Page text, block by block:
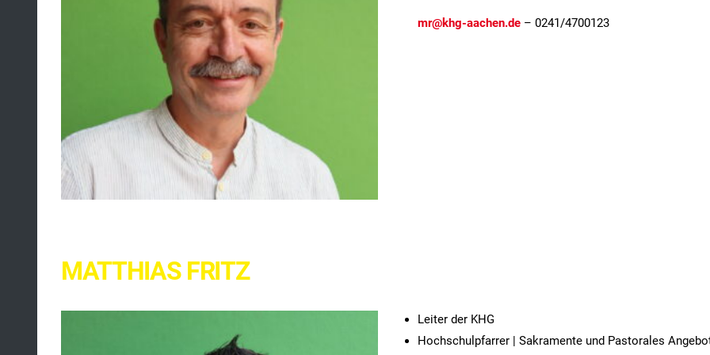
mr@khg-aachen.de – 0241/4700123
MATTHIAS FRITZ
Leiter der KHG
Hochschulpfarrer | Sakramente und Pastorales